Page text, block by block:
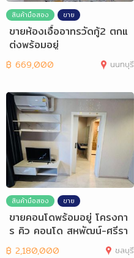
สินค้ามือสอง ขาย
ขายห้องเอื้ออาทรวัดกู้2 ตกแ
ต่งพร้อมอยู่
฿ 669,000 นนทบุรี
สินค้ามือสอง ขาย
ขายคอนโดพร้อมอยู่ โครงกา
ร คิว คอนโด สหพัฒน์-ศรีรา
ชา เจ้าของข
฿ 2,180,000 ชลบุรี